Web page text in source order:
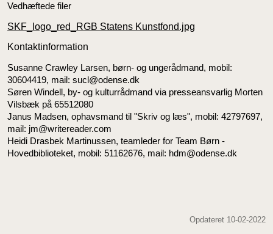
Vedhæftede filer
SKF_logo_red_RGB Statens Kunstfond.jpg
Kontaktinformation
Susanne Crawley Larsen, børn- og ungerådmand, mobil:
30604419, mail: sucl@odense.dk
Søren Windell, by- og kulturrådmand via presseansvarlig Morten
Vilsbæk på 65512080
Janus Madsen, ophavsmand til "Skriv og læs", mobil: 42797697,
mail: jm@writereader.com
Heidi Drasbek Martinussen, teamleder for Team Børn -
Hovedbiblioteket, mobil: 51162676, mail: hdm@odense.dk
Opdateret 10-02-2022